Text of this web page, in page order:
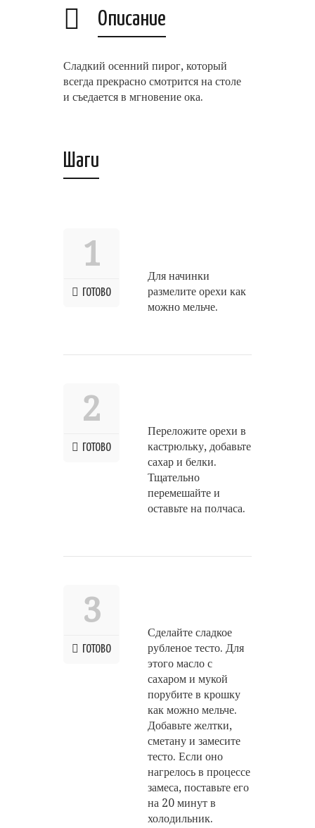
Описание
Сладкий осенний пирог, который
всегда прекрасно смотрится на столе
и съедается в мгновение ока.
Шаги
1
ГОТОВО
Для начинки
размелите орехи как
можно мельче.
2
ГОТОВО
Переложите орехи в
кастрюльку, добавьте
сахар и белки.
Тщательно
перемешайте и
оставьте на полчаса.
3
ГОТОВО
Сделайте сладкое
рубленое тесто. Для
этого масло с
сахаром и мукой
порубите в крошку
как можно мельче.
Добавьте желтки,
сметану и замесите
тесто. Если оно
нагрелось в процессе
замеса, поставьте его
на 20 минут в
холодильник.